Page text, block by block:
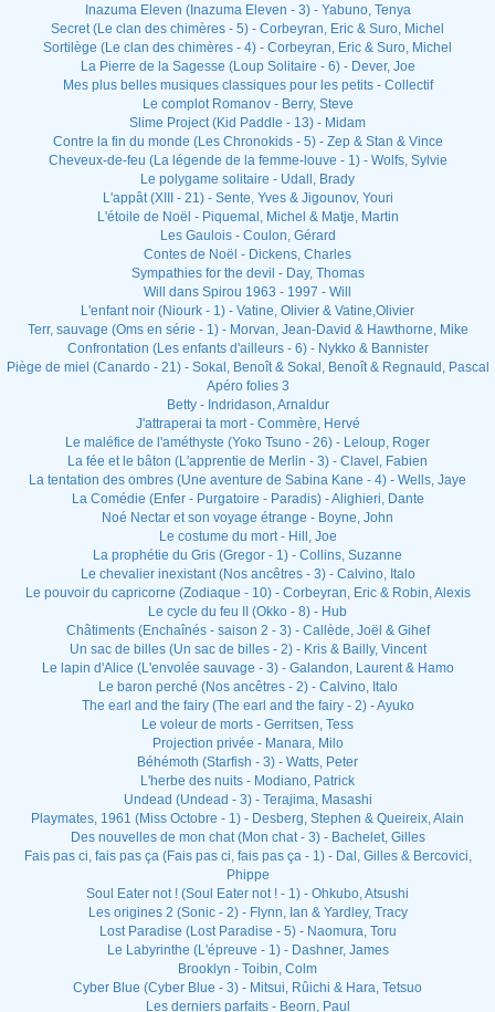
Inazuma Eleven (Inazuma Eleven - 3) - Yabuno, Tenya
Secret (Le clan des chimères - 5) - Corbeyran, Eric & Suro, Michel
Sortilège (Le clan des chimères - 4) - Corbeyran, Eric & Suro, Michel
La Pierre de la Sagesse (Loup Solitaire - 6) - Dever, Joe
Mes plus belles musiques classiques pour les petits - Collectif
Le complot Romanov - Berry, Steve
Slime Project (Kid Paddle - 13) - Midam
Contre la fin du monde (Les Chronokids - 5) - Zep & Stan & Vince
Cheveux-de-feu (La légende de la femme-louve - 1) - Wolfs, Sylvie
Le polygame solitaire - Udall, Brady
L'appât (XIII - 21) - Sente, Yves & Jigounov, Youri
L'étoile de Noël - Piquemal, Michel & Matje, Martin
Les Gaulois - Coulon, Gérard
Contes de Noël - Dickens, Charles
Sympathies for the devil - Day, Thomas
Will dans Spirou 1963 - 1997 - Will
L'enfant noir (Niourk - 1) - Vatine, Olivier & Vatine,Olivier
Terr, sauvage (Oms en série - 1) - Morvan, Jean-David & Hawthorne, Mike
Confrontation (Les enfants d'ailleurs - 6) - Nykko & Bannister
Piège de miel (Canardo - 21) - Sokal, Benoît & Sokal, Benoît & Regnauld, Pascal
Apéro folies 3
Betty - Indridason, Arnaldur
J'attraperai ta mort - Commère, Hervé
Le maléfice de l'améthyste (Yoko Tsuno - 26) - Leloup, Roger
La fée et le bâton (L'apprentie de Merlin - 3) - Clavel, Fabien
La tentation des ombres (Une aventure de Sabina Kane - 4) - Wells, Jaye
La Comédie (Enfer - Purgatoire - Paradis) - Alighieri, Dante
Noé Nectar et son voyage étrange - Boyne, John
Le costume du mort - Hill, Joe
La prophétie du Gris (Gregor - 1) - Collins, Suzanne
Le chevalier inexistant (Nos ancêtres - 3) - Calvino, Italo
Le pouvoir du capricorne (Zodiaque - 10) - Corbeyran, Eric & Robin, Alexis
Le cycle du feu II (Okko - 8) - Hub
Châtiments (Enchaînés - saison 2 - 3) - Callède, Joël & Gihef
Un sac de billes (Un sac de billes - 2) - Kris & Bailly, Vincent
Le lapin d'Alice (L'envolée sauvage - 3) - Galandon, Laurent & Hamo
Le baron perché (Nos ancêtres - 2) - Calvino, Italo
The earl and the fairy (The earl and the fairy - 2) - Ayuko
Le voleur de morts - Gerritsen, Tess
Projection privée - Manara, Milo
Béhémoth (Starfish - 3) - Watts, Peter
L'herbe des nuits - Modiano, Patrick
Undead (Undead - 3) - Terajima, Masashi
Playmates, 1961 (Miss Octobre - 1) - Desberg, Stephen & Queireix, Alain
Des nouvelles de mon chat (Mon chat - 3) - Bachelet, Gilles
Fais pas ci, fais pas ça (Fais pas ci, fais pas ça - 1) - Dal, Gilles & Bercovici,
Phippe
Soul Eater not ! (Soul Eater not ! - 1) - Ohkubo, Atsushi
Les origines 2 (Sonic - 2) - Flynn, Ian & Yardley, Tracy
Lost Paradise (Lost Paradise - 5) - Naomura, Toru
Le Labyrinthe (L'épreuve - 1) - Dashner, James
Brooklyn - Toibin, Colm
Cyber Blue (Cyber Blue - 3) - Mitsui, Rûichi & Hara, Tetsuo
Les derniers parfaits - Beorn, Paul